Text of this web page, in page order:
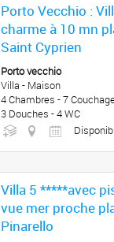
Porto Vecchio :
charme à 10 mn
Saint Cyprien
Porto vecchio
Villa - Maison
4 Chambres - 7
3 Douches - 4 WC
Villa 5 *****avec
vue mer proche
Pinarello